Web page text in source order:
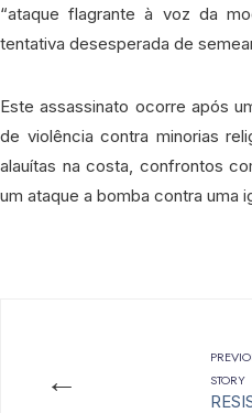
“ataque flagrante à voz da
tentativa desesperada de
Este assassinato ocorre após
de violência contra minorias
alauítas na costa, confrontos
um ataque a bomba contra uma
←
STORY